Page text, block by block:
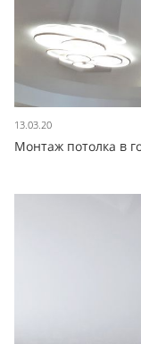
13.03.20
Монтаж потолка в